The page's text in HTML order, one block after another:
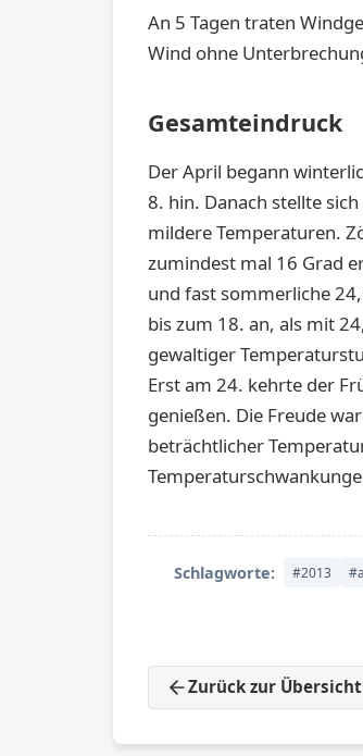
An 5 Tagen traten
Wind ohne
Gesamteindruck
Der April begann
8. hin. Danach stellte
mildere Temperaturen.
zumindest mal 16 Grad
und fast sommerliche
bis zum 18. an, als mit
gewaltiger
Erst am 24. kehrte der
genießen. Die Freude
beträchtlicher
Schlagworte: #2013
Zurück zur Übersicht